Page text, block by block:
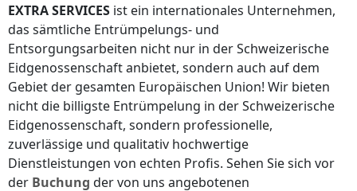
EXTRA SERVICES ist ein internationales Unternehmen,
das sämtliche Entrümpelungs- und
Entsorgungsarbeiten nicht nur in der Schweizerische
Eidgenossenschaftanbietet, sondern auch auf dem
Gebiet der gesamten Europäischen Union! Wir bieten
nicht die billigste Entrümpelung in der Schweizerische
Eidgenossenschaft, sondern professionelle,
zuverlässige und qualitativ hochwertige
Dienstleistungen von echten Profis. Sehen Sie sich vor
der Buchung der von uns angebotenen